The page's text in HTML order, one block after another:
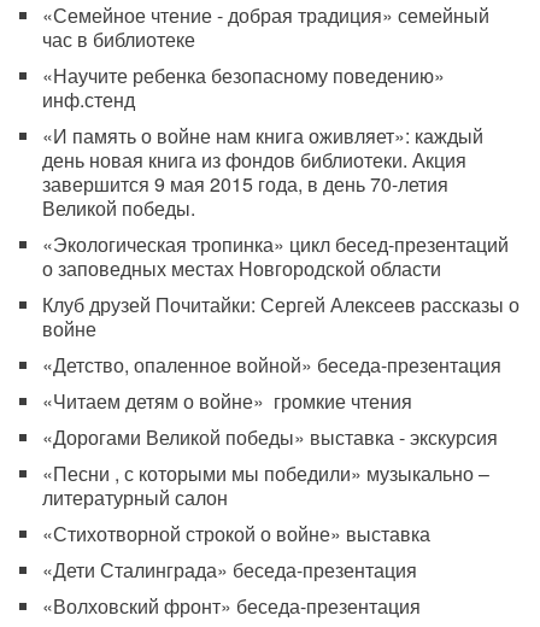
«Семейное чтение - добрая традиция» семейный
час в библиотеке
«Научите ребенка безопасному поведению»
инф.стенд
«И память о войне нам книга оживляет»: каждый
день новая книга из фондов библиотеки. Акция
завершится 9 мая 2015 года, в день 70-летия
Великой победы.
«Экологическая тропинка» цикл бесед-презентаций
о заповедных местах Новгородской области
Клуб друзей Почитайки: Сергей Алексеев рассказы о
войне
«Детство, опаленное войной» беседа-презентация
«Читаем детям о войне» громкие чтения
«Дорогами Великой победы» выставка - экскурсия
«Песни , с которыми мы победили» музыкально –
литературный салон
«Стихотворной строкой о войне» выставка
«Дети Сталинграда» беседа-презентация
«Волховский фронт» беседа-презентация